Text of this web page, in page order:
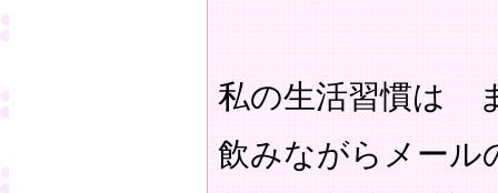
私の生活習慣は
飲みながらメール